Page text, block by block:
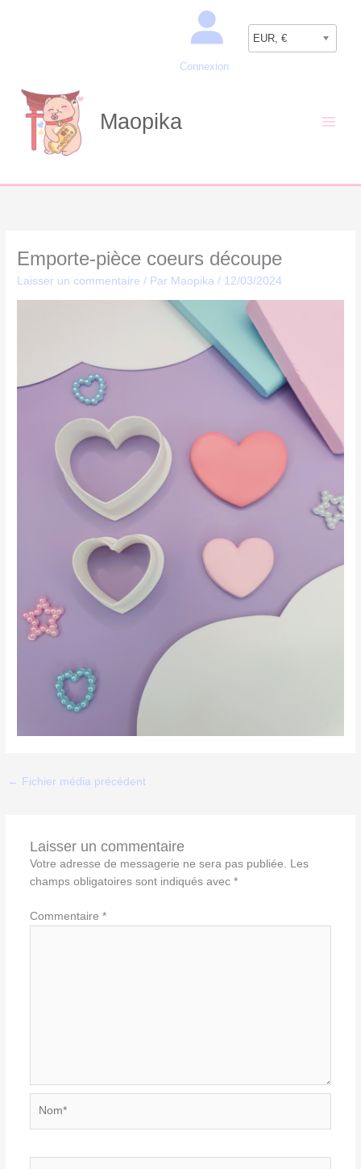
Connexion
EUR, €
Maopika
Emporte-pièce coeurs découpe
Laisser un commentaire / Par Maopika/ 12/03/2024
← Fichier média précédent
Laisser un commentaire
Votre adresse de messagerie ne sera pas publiée. Les
champs obligatoires sont indiqués avec *
Commentaire *
Recherche